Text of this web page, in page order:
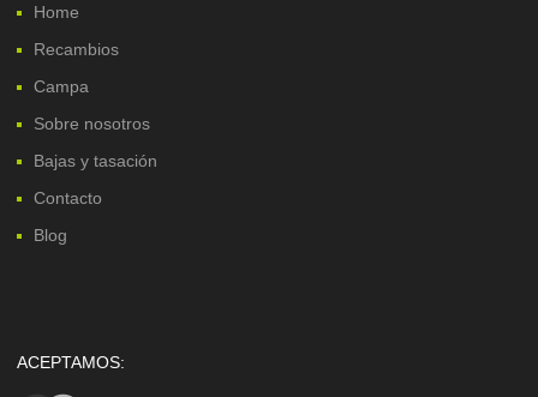
Home
Recambios
Campa
Sobre nosotros
Bajas y tasación
Contacto
Blog
ACEPTAMOS: